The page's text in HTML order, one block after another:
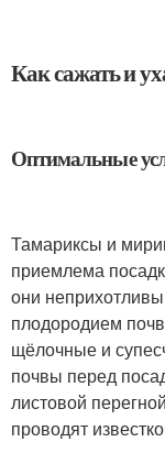
Как сажать и
Оптимальные
Тамариксы и
приемлема
они
плодородием
щёлочные и
почвы перед
листовой
проводят